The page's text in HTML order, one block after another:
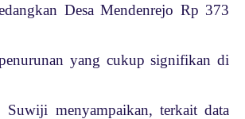
Desa Mendenrejo Rp 373
yang cukup signifikan di
menyampaikan, terkait data